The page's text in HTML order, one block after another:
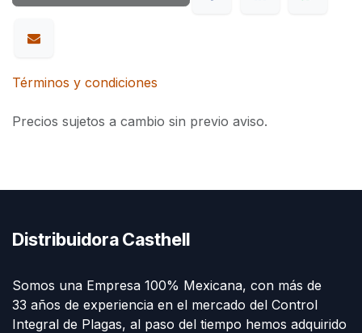
Términos y condiciones
Precios sujetos a cambio sin previo aviso.
Distribuidora Casthell
Somos una Empresa 100% Mexicana, con más de
33 años de experiencia en el mercado del Control
Integral de Plagas, al paso del tiempo hemos adquirido